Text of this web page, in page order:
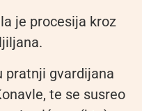
je procesija kroz
pratnji gvardijana
te se susreo